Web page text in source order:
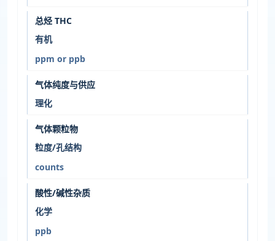
总烃 THC
有机
ppm or ppb
气体纯度与供应
理化
气体颗粒物
粒度/孔结构
counts
酸性/碱性杂质
化学
ppb